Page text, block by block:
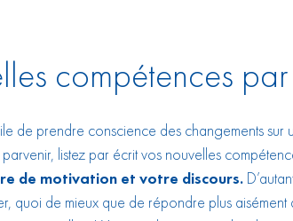
compétences
de prendre conscience des changements sur
listez par écrit vos nouvelles
de motivation et votre discours.
quoi de mieux que de répondre plus aisément